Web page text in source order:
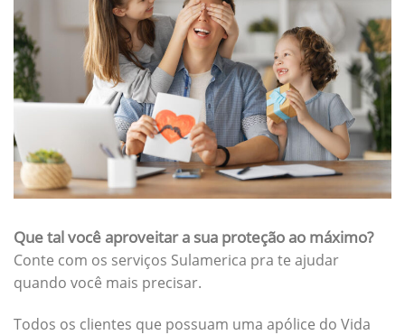
Que tal você aproveitar a sua proteção ao máximo?
Conte com os serviços Sulamerica pra te ajudar
quando você mais precisar.
Todos os clientes que possuam uma apólice do Vida